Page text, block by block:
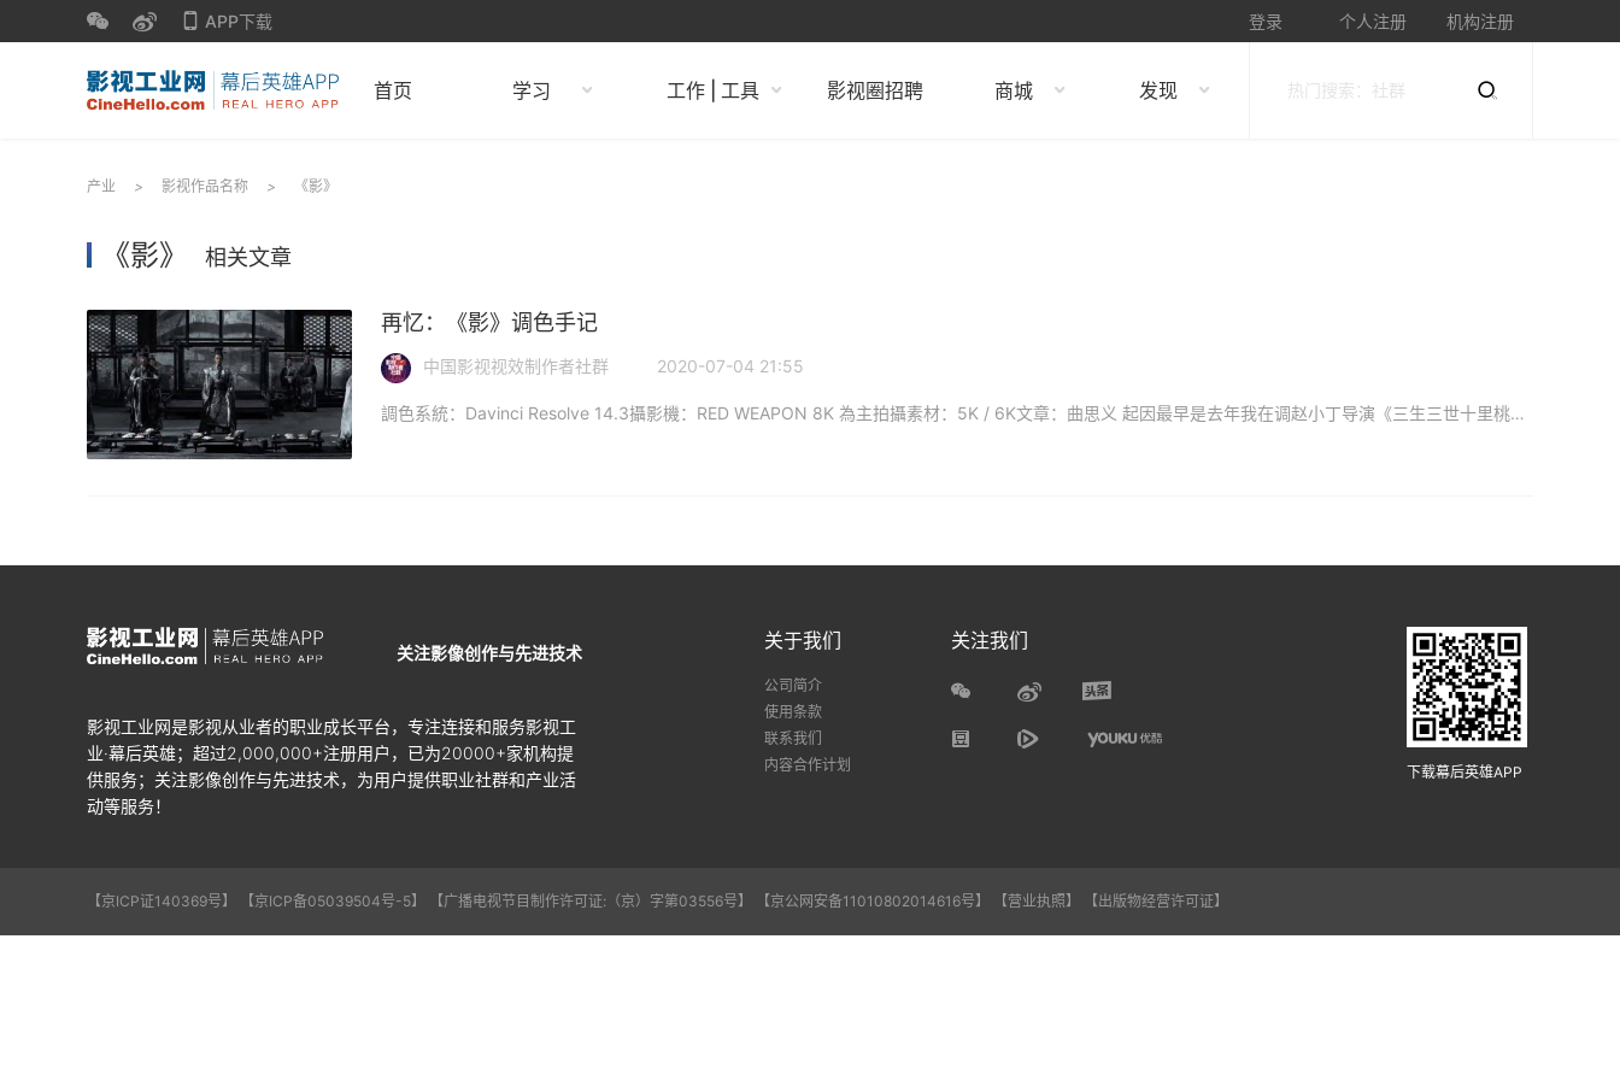
APP下载 登录 个人注册 机构注册
首页 学习 工作 | 工具 影视圈招聘 商城 发现
产业 > 影视作品名称 > 《影》
《影》 相关文章
再忆：《影》调色手记
中国影视视效制作者社群 2020-07-04 21:55
調色系統：Davinci Resolve 14.3攝影機：RED WEAPON 8K 為主拍攝素材：5K / 6K文章：曲思义 起因最早是去年我在调赵小丁导演《三生三世十里桃花》的
关注影像创作与先进技术
影视工业网是影视从业者的职业成长平台，专注连接和服务影视工
业·幕后英雄；超过2,000,000+注册用户，已为20000+家机构提
供服务；关注影像创作与先进技术，为用户提供职业社群和产业活
动等服务！
关于我们
公司简介
使用条款
联系我们
内容合作计划
关注我们
下载幕后英雄APP
【京ICP证140369号】 【京ICP备05039504号-5】 【广播电视节目制作许可证:（京）字第03556号】 【京公网安备11010802014616号】 【营业执照】 【出版物经营许可证】